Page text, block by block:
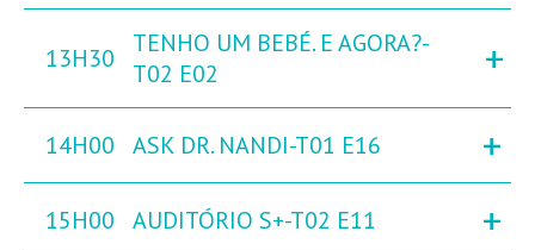
13H30
TENHO UM BEBÉ. E AGORA?-
T02 E02
+
14H00 ASK DR. NANDI-T01 E16 +
15H00 AUDITÓRIO S+-T02 E11 +